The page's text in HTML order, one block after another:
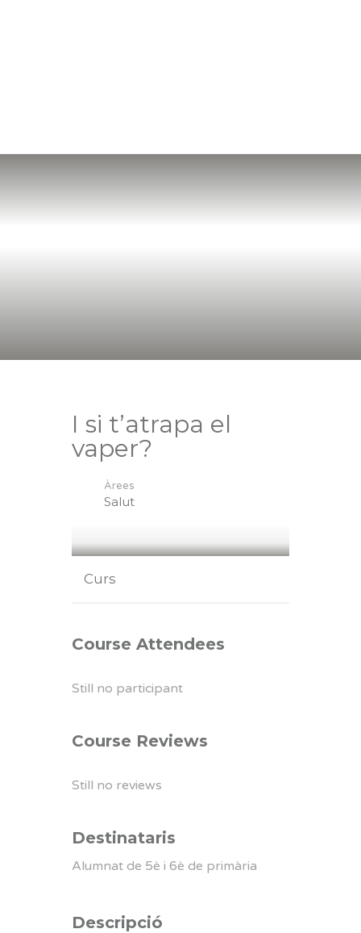
I si t’atrapa el
vaper?
Àrees
Salut
Curs
Course Attendees
Still no participant
Course Reviews
Still no reviews
Destinataris
Alumnat de 5è i 6è de primària
Descripció